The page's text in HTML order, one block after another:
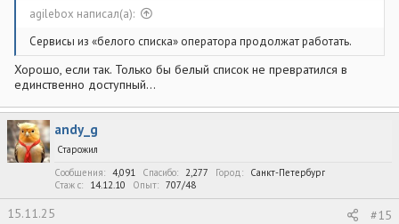
agilebox написал(а):
Сервисы из «белого списка» оператора продолжат работать.
Хорошо, если так. Только бы белый список не превратился в
единственно доступный...
andy_g
Старожил
Сообщения
4,091 Спасибо 2,277 Город
Санкт-Петербург
Стаж c
14.12.10 Опыт 707/48
15.11.25 #15